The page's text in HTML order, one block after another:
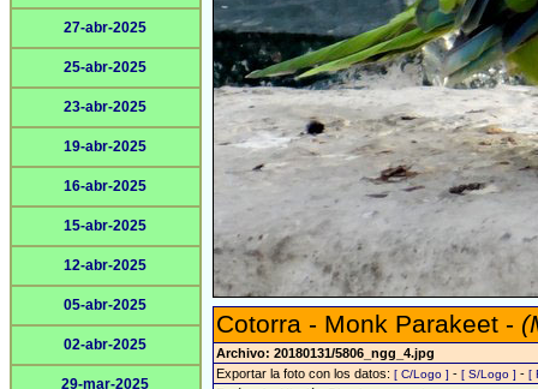
27-abr-2025
25-abr-2025
23-abr-2025
19-abr-2025
16-abr-2025
15-abr-2025
12-abr-2025
05-abr-2025
02-abr-2025
29-mar-2025
Cotorra - Monk Parakeet -
Archivo: 20180131/5806_ngg_4.jpg
Exportar la foto con los datos: [ C/Logo ] - [ S/Logo ] - [